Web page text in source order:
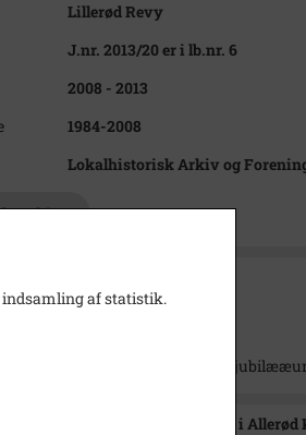
Lillerød Revy
J.nr. 2013/20 er i lb.nr. 6
2008 - 2013
1984-2008
Lokalhistorisk Arkiv og
arkivet
for Lillerød Revy 2005. 25 års
Arkiv og Forening i Allerød
indsamling af statistik.